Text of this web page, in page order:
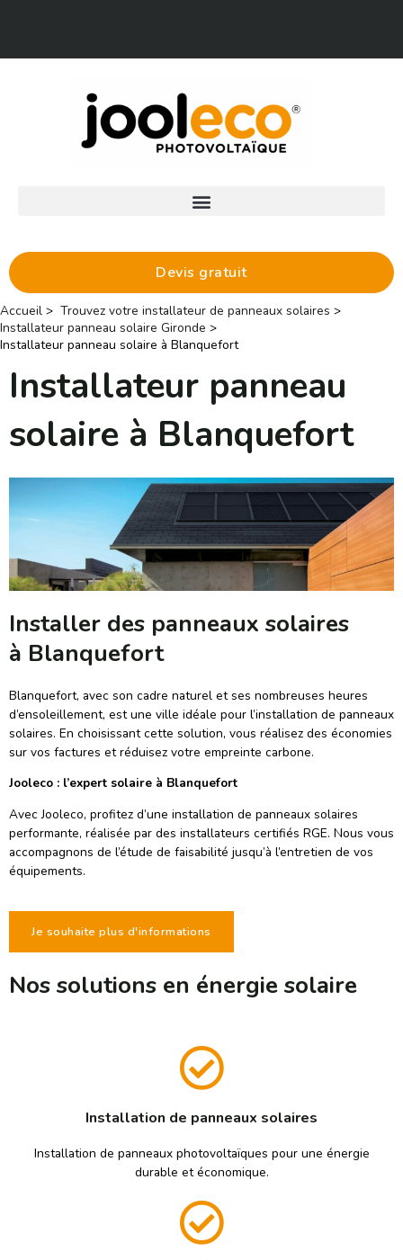
Devis gratuit
Accueil
Trouvez votre installateur de panneaux solaires
Installateur panneau solaire Gironde
Installateur panneau solaire à Blanquefort
Installateur panneau
solaire à Blanquefort
Installer des panneaux solaires
à Blanquefort
Blanquefort, avec son cadre naturel et ses nombreuses heures
d’ensoleillement, est une ville idéale pour l’installation de panneaux
solaires. En choisissant cette solution, vous réalisez des économies
sur vos factures et réduisez votre empreinte carbone.
Jooleco : l’expert solaire à Blanquefort
Avec Jooleco, profitez d’une installation de panneaux solaires
performante, réalisée par des installateurs certifiés RGE. Nous vous
accompagnons de l’étude de faisabilité jusqu’à l’entretien de vos
équipements.
Je souhaite plus d'informations
Nos solutions en énergie solaire
Installation de panneaux solaires
Installation de panneaux photovoltaïques pour une énergie
durable et économique.